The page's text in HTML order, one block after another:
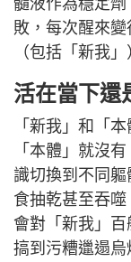
敗，每次醒來
（包括「新我」
活在當下還
「新我」和「
「本體」就沒
識切換到不同
食抽乾甚至吞
會對「新我」
搞到污糟邋遢烏